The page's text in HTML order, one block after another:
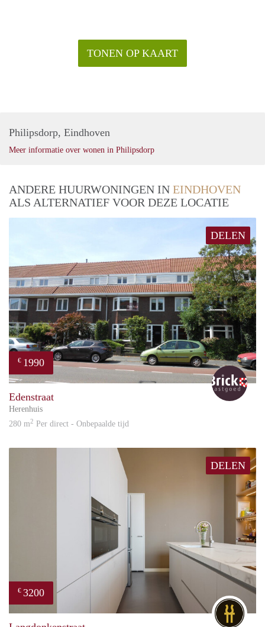
TONEN OP KAART
Philipsdorp, Eindhoven
Meer informatie over wonen in Philipsdorp
ANDERE HUURWONINGEN IN EINDHOVEN
ALS ALTERNATIEF VOOR DEZE LOCATIE
DELEN
€ 1990
Brick
Edenstraat
Herenhuis
280 m2 Per direct - Onbepaalde tijd
DELEN
€ 3200